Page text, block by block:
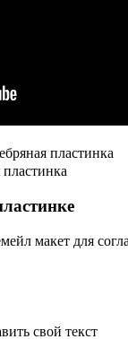
пластинка
пластинка
макет для
свой текст